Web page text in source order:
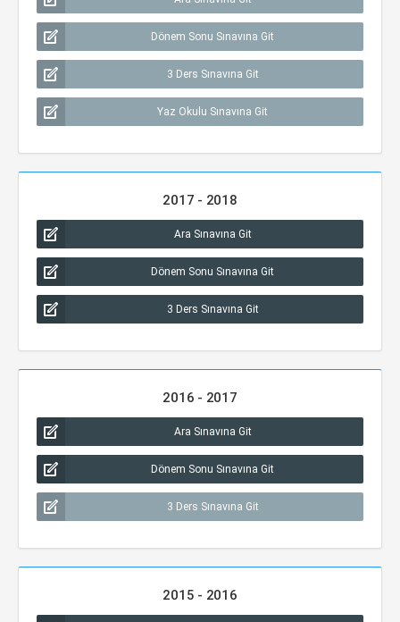
Dönem Sonu Sınavına Git
3 Ders Sınavına Git
Yaz Okulu Sınavına Git
2017 - 2018
Ara Sınavına Git
Dönem Sonu Sınavına Git
3 Ders Sınavına Git
2016 - 2017
Ara Sınavına Git
Dönem Sonu Sınavına Git
3 Ders Sınavına Git
2015 - 2016